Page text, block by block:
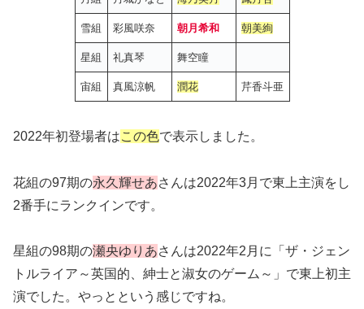
雪組 彩風咲奈 朝月希和 朝美絢
星組 礼真琴 舞空瞳
宙組 真風涼帆 潤花 芹香斗亜
2022年初登場者はこの色で表示しました。
花組の97期の永久輝せあさんは2022年3月で東上主演をし
2番手にランクインです。
星組の98期の瀬央ゆりあさんは2022年2月に「ザ・ジェン
トルライア～英国的、紳士と淑女のゲーム～」で東上初主
演でした。やっとという感じですね。